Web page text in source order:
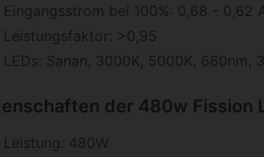
Eingangsstrom bei 100%: 0,68 - 0,62
Leistungsfaktor: >0,95
LEDs: Sanan, 3000K, 5000K, 660nm,
der 480w Fission
Leistung: 480W